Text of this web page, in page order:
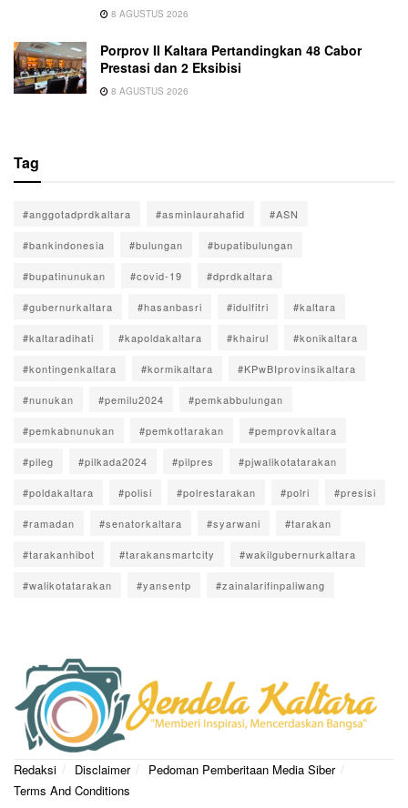
8 AGUSTUS 2026
Porprov II Kaltara Pertandingkan 48 Cabor
Prestasi dan 2 Eksibisi
8 AGUSTUS 2026
Tag
#anggotadprdkaltara #asminlaurahafid #ASN
#bankindonesia #bulungan #bupatibulungan
#bupatinunukan #covid-19 #dprdkaltara
#gubernurkaltara #hasanbasri #idulfitri #kaltara
#kaltaradihati #kapoldakaltara #khairul #konikaltara
#kontingenkaltara #kormikaltara #KPwBIprovinsikaltara
#nunukan #pemilu2024 #pemkabbulungan
#pemkabnunukan #pemkottarakan #pemprovkaltara
#pileg #pilkada2024 #pilpres #pjwalikotatarakan
#poldakaltara #polisi #polrestarakan #polri #presisi
#ramadan #senatorkaltara #syarwani #tarakan
#tarakanhibot #tarakansmartcity #wakilgubernurkaltara
#walikotatarakan #yansentp #zainalarifinpaliwang
Redaksi Disclaimer
Pedoman Pemberitaan Media Siber
Terms And Conditions